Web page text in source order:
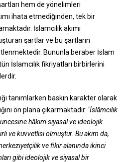
hem de yönelimleri
ihata etmediğinden, tek bir
İslamcılık akımı
şartlar ve bu şartların
Bununla beraber İslam
İslamcılık fikriyatları birbirlerini
tanımlarken baskın karakter olarak
ön plana çıkarmaktadır: ‘İslâmcılık
hâkim siyasal ve ideolojik
ve kuvvetlisi olmuştur. Bu akım da,
ve fikir alanında ikinci
gibi ideolojik ve siyasal bir